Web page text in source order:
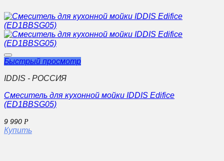
Быстрый просмотр
IDDIS - РОССИЯ
Смеситель для кухонной мойки IDDIS Edifice
(ED1BBSG05)
9 990 Р
Купить